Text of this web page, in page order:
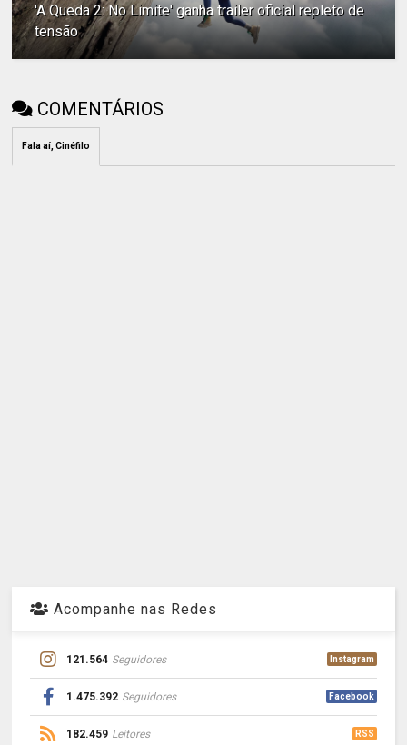
'A Queda 2: No Limite' ganha trailer oficial repleto de
tensão
COMENTÁRIOS
Fala aí, Cinéfilo
Acompanhe nas Redes
121.564 Seguidores Instagram
1.475.392 Seguidores Facebook
182.459 Leitores RSS